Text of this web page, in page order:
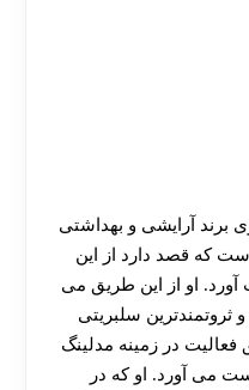
برند آرایشی و بهداشتی
که قصد دارد از این
او از این طریق می
و ثروتمندترین سلبریتی
فعالیت در زمینه مدلینگ
می‌ آورد. او که در